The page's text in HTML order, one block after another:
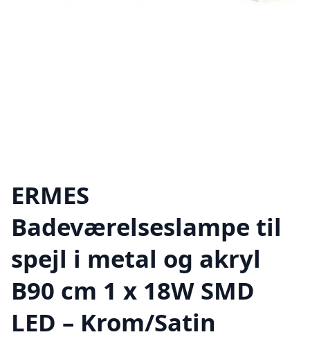
ERMES
Badeværelseslampe til
spejl i metal og akryl
B90 cm 1 x 18W SMD
LED – Krom/Satin